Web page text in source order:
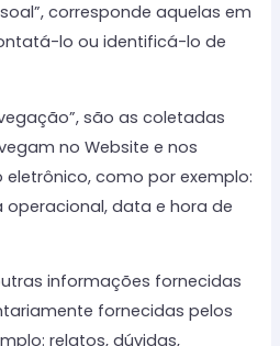
corresponde aquelas em
lo ou identificá-lo de
são as coletadas
no Website e nos
como por exemplo:
operacional, data e hora de
informações fornecidas
fornecidas pelos
relatos, dúvidas,